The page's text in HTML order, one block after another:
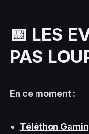
📅 LES
PAS
En ce moment :
Téléthon